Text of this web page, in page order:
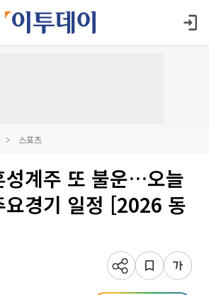
스포츠
성계주 또 불운…오늘
경기 일정 [2026 동